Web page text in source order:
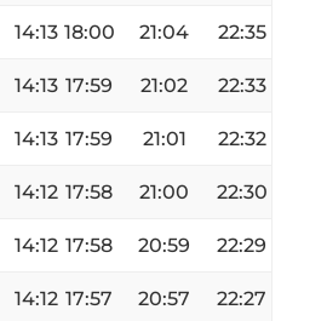
14:13 18:00 21:04 22:35
14:13 17:59 21:02 22:33
14:13 17:59 21:01 22:32
14:12 17:58 21:00 22:30
14:12 17:58 20:59 22:29
14:12 17:57 20:57 22:27